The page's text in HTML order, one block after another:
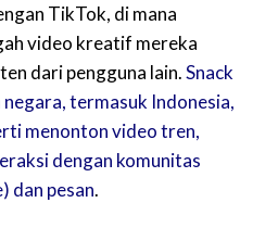
TikTok, di mana
video kreatif mereka
dari pengguna lain.Snack
termasuk Indonesia,
menonton video tren,
dengan komunitas
dan pesan.